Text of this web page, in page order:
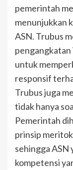
pemerintah
menunjukkan
ASN. Trubus
untuk
responsif
Trubus juga
tidak hanya
Pemerintah
prinsip
sehingga ASN
kompetensi